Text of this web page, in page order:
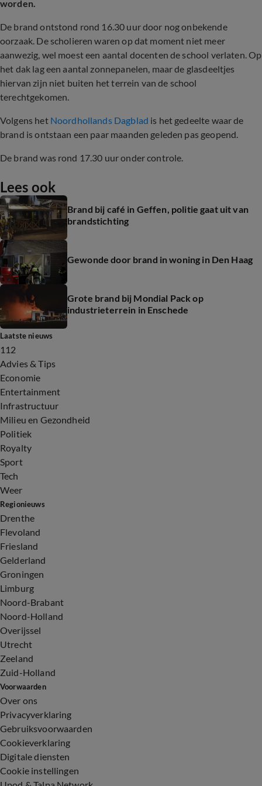
worden.
De brand ontstond rond 16.30 uur door nog onbekende
oorzaak. De scholieren waren op dat moment niet meer
aanwezig, wel moest een aantal docenten de school verlaten. Op
het dak lag een aantal zonnepanelen, maar de glasdeeltjes
hiervan zijn niet buiten het terrein van de school
terechtgekomen.
Volgens het Noordhollands Dagblad is het gedeelte waar de
brand is ontstaan een paar maanden geleden pas geopend.
De brand was rond 17.30 uur onder controle.
Lees ook
Brand bij café in Geffen, politie gaat uit van
brandstichting
Gewonde door brand in woning in Den Haag
Grote brand bij Mondial Pack op
industrieterrein in Enschede
Laatste nieuws
112
Advies & Tips
Economie
Entertainment
Infrastructuur
Milieu en Gezondheid
Politiek
Royalty
Sport
Tech
Weer
Regionieuws
Drenthe
Flevoland
Friesland
Gelderland
Groningen
Limburg
Noord-Brabant
Noord-Holland
Overijssel
Utrecht
Zeeland
Zuid-Holland
Voorwaarden
Over ons
Privacyverklaring
Gebruiksvoorwaarden
Cookieverklaring
Digitale diensten
Cookie instellingen